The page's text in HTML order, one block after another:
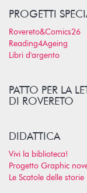
PROGETTI
Rovereto&Comics26
Reading4Ageing
Libri d'argento
PATTO PER LA
DI ROVERETO
DIDATTICA
Vivi la biblioteca!
Progetto Graphic
Le Scatole delle storie